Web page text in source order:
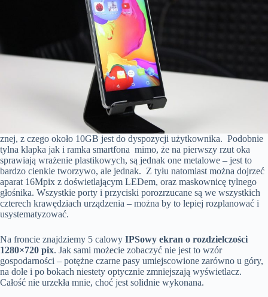
znej, z czego około 10GB jest do dyspozycji użytkownika. Podobnie
tylna klapka jak i ramka smartfona mimo, że na pierwszy rzut oka
sprawiają wrażenie plastikowych, są jednak one metalowe – jest to
bardzo cienkie tworzywo, ale jednak. Z tyłu natomiast można dojrzeć
aparat 16Mpix z doświetlającym LEDem, oraz maskownicę tylnego
głośnika. Wszystkie porty i przyciski porozrzucane są we wszystkich
czterech krawędziach urządzenia – można by to lepiej rozplanować i
usystematyzować.
Na froncie znajdziemy 5 calowy IPSowy ekran o rozdzielczości
1280×720 pix. Jak sami możecie zobaczyć nie jest to wzór
gospodarności – potężne czarne pasy umiejscowione zarówno u góry,
na dole i po bokach niestety optycznie zmniejszają wyświetlacz.
Całość nie urzekła mnie, choć jest solidnie wykonana.